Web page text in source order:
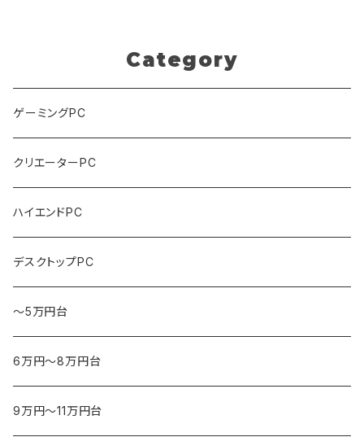
Category
ゲーミングPC
クリエーターPC
ハイエンドPC
デスクトップPC
～5万円台
6万円～8万円台
9万円～11万円台